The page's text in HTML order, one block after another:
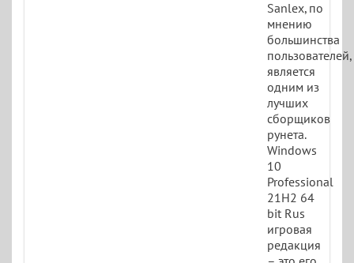
Sanlex, по
мнению
большинства
пользователей,
является
одним из
лучших
сборщиков
рунета.
Windows
10
Professional
21H2 64
bit Rus
игровая
редакция